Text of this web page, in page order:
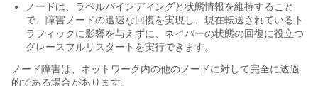
ノードは、ラベルバインディングと状態情報を維持すること
で、障害ノードの迅速な回復を実現し、現在転送されているト
ラフィックに影響を与えずに、ネイバーの状態の回復に役立つ
グレースフルリスタートを実行できます。
ノード障害は、ネットワーク内の他のノードに対して完全に透過
的である場合があります。